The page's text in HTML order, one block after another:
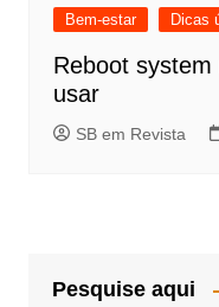
Bem-estar Dicas
Reboot
usar
SB em Revista
Pesquise aqui